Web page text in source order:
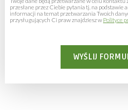
przesłane przez Ciebie pytania tj. na podstawie
informacji na temat przetwarzania Twoich
przysługujących Ci praw znajdziesz w Polityce